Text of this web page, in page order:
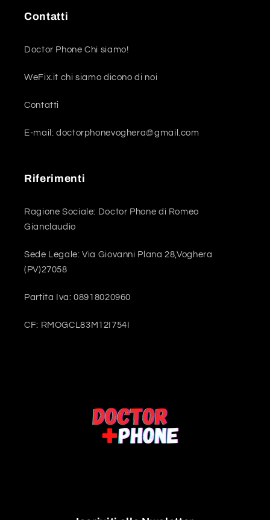
Contatti
Doctor Phone Chi siamo!
WeFix.it chi siamo dicono di noi
Contatti
E-mail: doctorphonevoghera@gmail.com
Riferimenti
Ragione Sociale: Doctor Phone di Romeo
Gianclaudio
Sede Legale: Via Giovanni Plana 28,Voghera
(PV)27058
Partita Iva: 08918020960
CF: RMOGCL83M12I754I